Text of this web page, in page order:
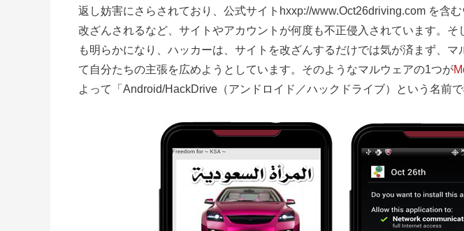
返し妨害にさらされており、公式サイトhxxp://www.Oct26driving.com を含
改ざんされるなど、サイトやアカウントが何度も不正侵入されています。そ
も明らかになり、ハッカーは、サイトを改ざんするだけでは気が済まず、マ
て自分たちの主張を広めようとしています。そのようなマルウェアの1つが
よって「Android/HackDrive（アンドロイド／ハックドライブ）という名前で